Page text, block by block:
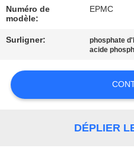
CONTRÔLE
DE
QUALITÉ
Numéro de
modèle:
EPMC
Surligner: phosphate
acide
DÉPLIER